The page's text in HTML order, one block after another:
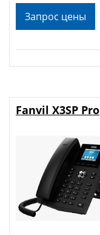
Запрос цены
Fanvil X3SP Pro